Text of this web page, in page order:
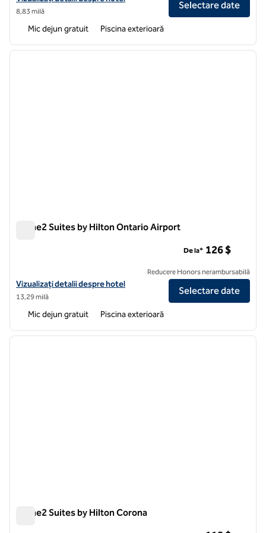
8,83 milă
Selectare date
Mic dejun gratuit Piscina exterioară
1 din 12
Home2 Suites by Hilton Ontario Airport
Vizualizați detaliile hotelului pentru Home2 Suites by Hilton Ontario
Vizualizați detalii despre hotel
13,29 milă
De la* 126 $
Reducere Honors nerambursabilă
Selectare date
Mic dejun gratuit Piscina exterioară
1 din 12
Home2 Suites by Hilton Corona